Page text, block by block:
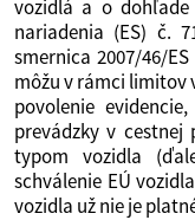
vozidlá a o
nariadenia (ES) č.
smernica 2007/46/
môžu v rámci limitov
povolenie
prevádzky v cestnej
typom vozidla
schválenie EÚ
vozidla už nie je